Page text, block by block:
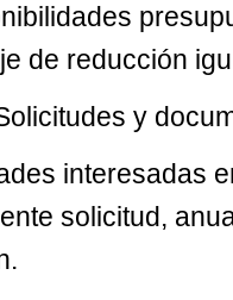
de reducción
y
interesadas
solicitud,